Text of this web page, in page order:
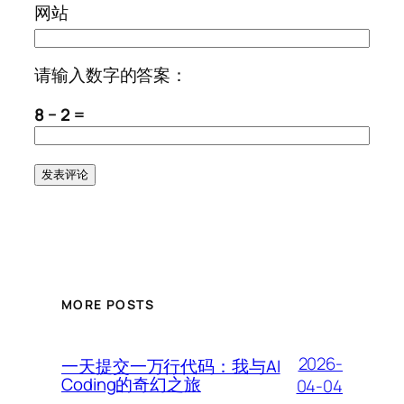
网站
请输入数字的答案：
8 − 2 =
MORE POSTS
一天提交一万行代码：我与AI
Coding的奇幻之旅
2026-
04-04